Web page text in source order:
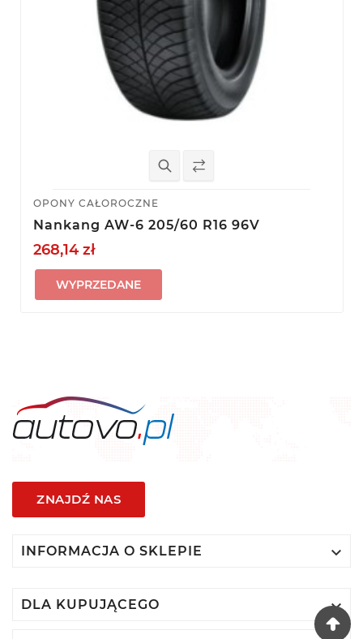
OPONY CAŁOROCZNE
Nankang AW-6 205/60 R16 96V
268,14 zł
WYPRZEDANE
ZNAJDŹ NAS
INFORMACJA O SKLEPIE 
DLA KUPUJĄCEGO 